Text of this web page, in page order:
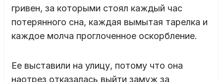
гривен, за которыми стоял каждый час
потерянного сна, каждая вымытая тарелка и
каждое молча проглоченное оскорбление.
Ее выставили на улицу, потому что она
наотрез отказалась выйти замуж за